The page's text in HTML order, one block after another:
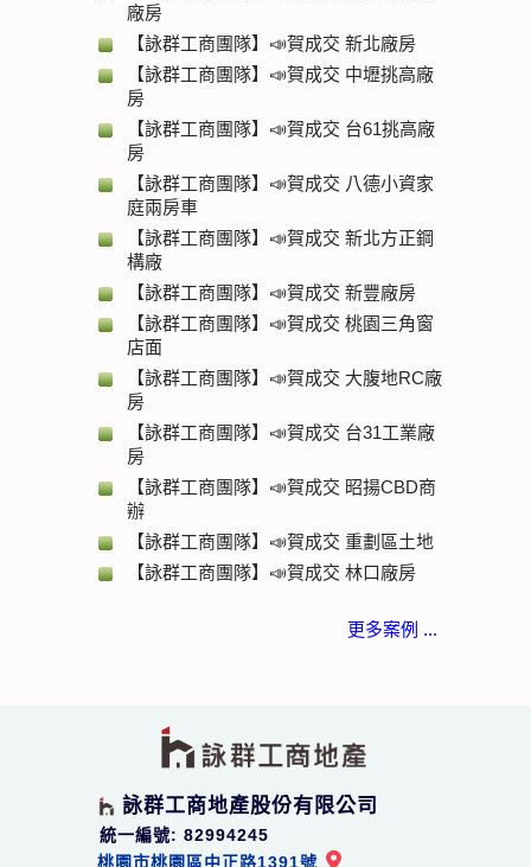
廠房
【詠群工商團隊】📣賀成交 新北廠房
【詠群工商團隊】📣賀成交 中壢挑高廠
房
【詠群工商團隊】📣賀成交 台61挑高廠
房
【詠群工商團隊】📣賀成交 八德小資家
庭兩房車
【詠群工商團隊】📣賀成交 新北方正鋼
構廠
【詠群工商團隊】📣賀成交 新豐廠房
【詠群工商團隊】📣賀成交 桃園三角窗
店面
【詠群工商團隊】📣賀成交 大腹地RC廠
房
【詠群工商團隊】📣賀成交 台31工業廠
房
【詠群工商團隊】📣賀成交 昭揚CBD商
辦
【詠群工商團隊】📣賀成交 重劃區土地
【詠群工商團隊】📣賀成交 林口廠房
更多案例 ...
詠群工商地產股份有限公司
統一編號: 82994245
桃園市桃園區中正路1391號